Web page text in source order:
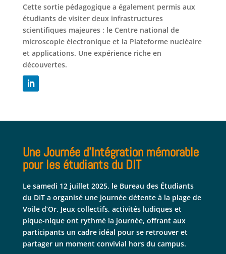
Cette sortie pédagogique a également permis aux
étudiants de visiter deux infrastructures
scientifiques majeures : le Centre national de
microscopie électronique et la Plateforme nucléaire
et applications. Une expérience riche en
découvertes.
Une Journée d’Intégration mémorable
pour les étudiants du DIT
Le samedi 12 juillet 2025, le Bureau des Étudiants
du DIT a organisé une journée détente à la plage de
Voile d’Or. Jeux collectifs, activités ludiques et
pique-nique ont rythmé la journée, offrant aux
participants un cadre idéal pour se retrouver et
partager un moment convivial hors du campus.